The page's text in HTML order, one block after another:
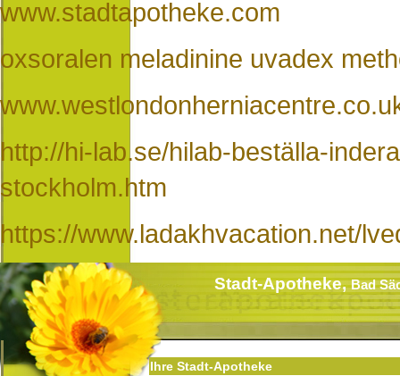
www.stadtapotheke.com
oxsoralen meladinine uvadex
http://hi-lab.se/hilab-beställa-
stockholm.htm
https://www.ladakhvacation.net/
Stadt-Apotheke,Bad
Ihre Stadt-Apotheke